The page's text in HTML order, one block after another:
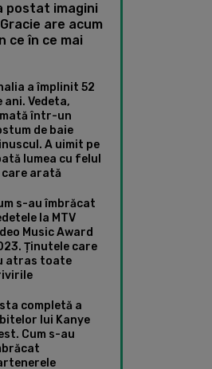
postat imagini
are acum
ce în ce mai
a împlinit 52
ani. Vedeta,
într-un
de baie
A uimit pe
lumea cu felul
care arată
s-au îmbrăcat
la MTV
Music Award
Ținutele care
atras toate
completă a
lui Kanye
Cum s-au